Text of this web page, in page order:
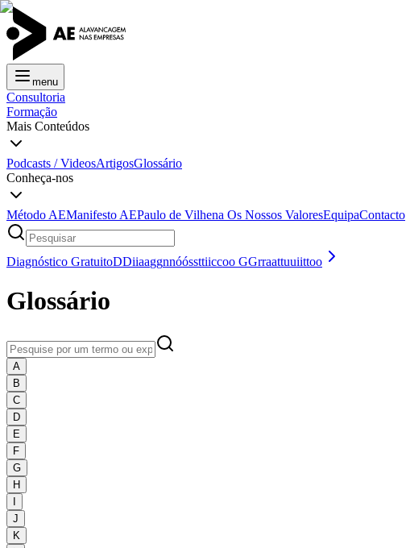
menu
Consultoria
Formação
Mais Conteúdos
Podcasts / VideosArtigosGlossário
Conheça-nos
Método AEManifesto AEPaulo de Vilhena Os Nossos ValoresEquipaContacto
Diagnóstico GratuitoDDiiaaggnnóóssttiiccoo GGrraattuuiittoo
Glossário
A
B
C
D
E
F
G
H
J
K